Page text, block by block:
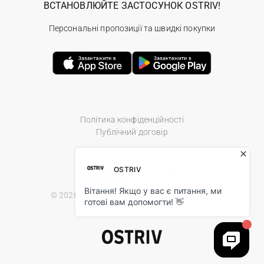
Політика конфіденційності
Публічний договір
© 2026 Ostriv.ua Store. All Rights Reserved.
ВСТАНОВЛЮЙТЕ ЗАСТОСУНОК OSTRIV!
Персональні пропозиції та швидкі покупки